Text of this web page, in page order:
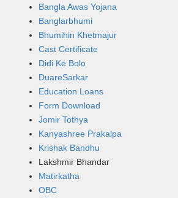
Bangla Awas Yojana
Banglarbhumi
Bhumihin Khetmajur
Cast Certificate
Didi Ke Bolo
DuareSarkar
Education Loans
Form Download
Jomir Tothya
Kanyashree Prakalpa
Krishak Bandhu
Lakshmir Bhandar
Matirkatha
OBC